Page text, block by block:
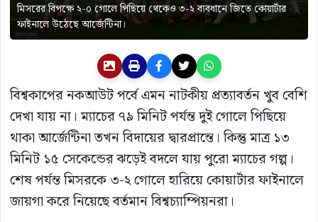
মিসরের বিপক্ষে ২-০ গোলে পিছিয়ে থেকেও ৩-২ ব্যবধানে জিতে কোয়ার্টার
ফাইনালে উঠেছে আর্জেন্টিনা।
বিশ্বকাপের নকআউট পর্বে এমন নাটকীয় প্রত্যাবর্তন খুব বেশি
দেখা যায় না। ম্যাচের ৭৯ মিনিট পর্যন্ত দুই গোলে পিছিয়ে
থাকা আর্জেন্টিনা তখন বিদায়ের দ্বারপ্রান্তে। কিন্তু মাত্র ১৩
মিনিট ১৫ সেকেন্ডের ঝড়েই বদলে যায় পুরো ম্যাচের গল্প।
শেষ পর্যন্ত মিসরকে ৩-২ গোলে হারিয়ে কোয়ার্টার ফাইনালে
জায়গা করে নিয়েছে বর্তমান বিশ্বচ্যাম্পিয়নরা।